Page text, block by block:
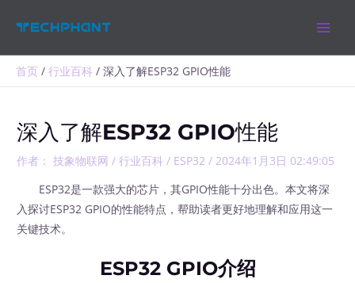
首页 行业百科 深入了解ESP32 GPIO性能
深入了解ESP32 GPIO性能
作者： 技象物联网/行业百科 / ESP32 /2024年1月3日 02:49:05
ESP32是一款强大的芯片，其GPIO性能十分出色。本文将深
入探讨ESP32 GPIO的性能特点，帮助读者更好地理解和应用这一
关键技术。
ESP32 GPIO介绍